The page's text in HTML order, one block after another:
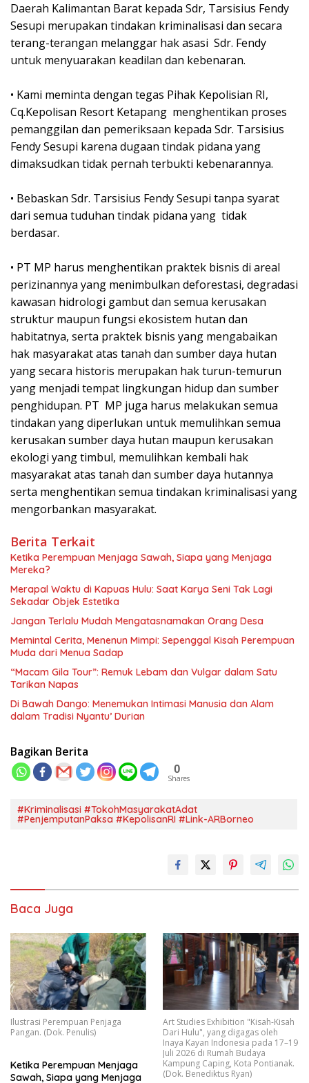
Daerah Kalimantan Barat kepada Sdr, Tarsisius Fendy
Sesupi merupakan tindakan kriminalisasi dan secara
terang-terangan melanggar hak asasi Sdr. Fendy
untuk menyuarakan keadilan dan kebenaran.
• Kami meminta dengan tegas Pihak Kepolisian RI,
Cq.Kepolisan Resort Ketapang menghentikan proses
pemanggilan dan pemeriksaan kepada Sdr. Tarsisius
Fendy Sesupi karena dugaan tindak pidana yang
dimaksudkan tidak pernah terbukti kebenarannya.
• Bebaskan Sdr. Tarsisius Fendy Sesupi tanpa syarat
dari semua tuduhan tindak pidana yang tidak
berdasar.
• PT MP harus menghentikan praktek bisnis di areal
perizinannya yang menimbulkan deforestasi, degradasi
kawasan hidrologi gambut dan semua kerusakan
struktur maupun fungsi ekosistem hutan dan
habitatnya, serta praktek bisnis yang mengabaikan
hak masyarakat atas tanah dan sumber daya hutan
yang secara historis merupakan hak turun-temurun
yang menjadi tempat lingkungan hidup dan sumber
penghidupan. PT MP juga harus melakukan semua
tindakan yang diperlukan untuk memulihkan semua
kerusakan sumber daya hutan maupun kerusakan
ekologi yang timbul, memulihkan kembali hak
masyarakat atas tanah dan sumber daya hutannya
serta menghentikan semua tindakan kriminalisasi yang
mengorbankan masyarakat.
Berita Terkait
Ketika Perempuan Menjaga Sawah, Siapa yang Menjaga
Mereka?
Merapal Waktu di Kapuas Hulu: Saat Karya Seni Tak Lagi
Sekadar Objek Estetika
Jangan Terlalu Mudah Mengatasnamakan Orang Desa
Memintal Cerita, Menenun Mimpi: Sepenggal Kisah Perempuan
Muda dari Menua Sadap
“Macam Gila Tour”: Remuk Lebam dan Vulgar dalam Satu
Tarikan Napas
Di Bawah Dango: Menemukan Intimasi Manusia dan Alam
dalam Tradisi Nyantu’ Durian
Bagikan Berita
0
Shares
#Kriminalisasi #TokohMasyarakatAdat
#PenjemputanPaksa #KepolisanRI #Link-ARBorneo
Baca Juga
Ilustrasi Perempuan Penjaga
Pangan. (Dok. Penulis)
Ketika Perempuan Menjaga
Sawah, Siapa yang Menjaga
Art Studies Exhibition "Kisah-Kisah
Dari Hulu", yang digagas oleh
Inaya Kayan Indonesia pada 17–19
Juli 2026 di Rumah Budaya
Kampung Caping, Kota Pontianak.
(Dok. Benediktus Ryan)